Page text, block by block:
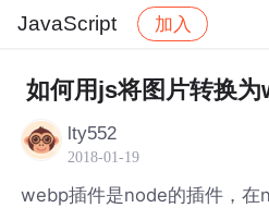
JavaScript 加入
社区 JavaScript 帖子详
如何用js将图片转换
lty552
2018-01-19
webp插件是node的插件，在